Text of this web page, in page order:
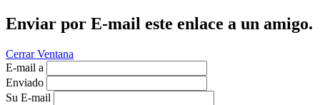
Enviar por E-mail este enlace a un amigo.
Cerrar Ventana
E-mail a
Enviado
Su E-mail